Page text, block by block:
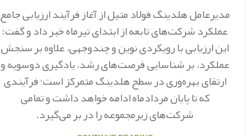
مدیرعامل هلدینگ فولاد متیل از آغاز فرآیند ارزیابی جامع
عملکرد شرکت‌های تابعه از ابتدای تیرماه خبر داد و گفت:
این ارزیابی با رویکردی نوین و چندوجهی، علاوه بر سنجش
عملکرد، بر شناسایی فرصت‌های رشد، یادگیری دوسویه و
ارتقای بهره‌وری در سطح هلدینگ متمرکز است؛ فرآیندی
که تا پایان مردادماه ادامه خواهد داشت و تمامی
شرکت‌های زیرمجموعه را در بر می‌گیرد.